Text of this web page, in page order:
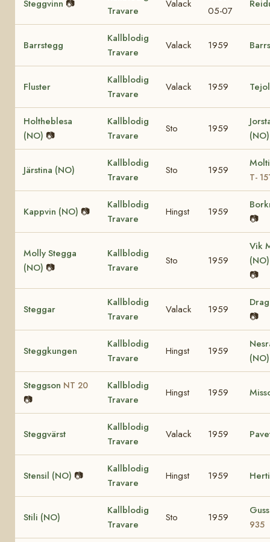
Steggvinn 📷
Travare
Valack
05-07
Barrstegg
Kallblodig
Travare
Valack 1959
Fluster
Kallblodig
Travare
Valack 1959
Holtheblesa
(NO) 📷
Kallblodig
Travare
Sto 1959
(NO)
Järstina (NO)
Kallblodig
Travare
Sto 1959
T-
Kappvin (NO) 📷
Kallblodig
Travare
Hingst 1959
📷
Molly Stegga
(NO) 📷
Kallblodig
Travare
Sto 1959
Vik
📷
Steggar
Kallblodig
Travare
Valack 1959
📷
Steggkungen
Kallblodig
Travare
Hingst 1959
Steggson NT 20
📷
Kallblodig
Travare
Hingst 1959
Steggvärst
Kallblodig
Travare
Valack 1959
Stensil (NO) 📷
Kallblodig
Travare
Hingst 1959
Stili (NO)
Kallblodig
Travare
Sto 1959
935